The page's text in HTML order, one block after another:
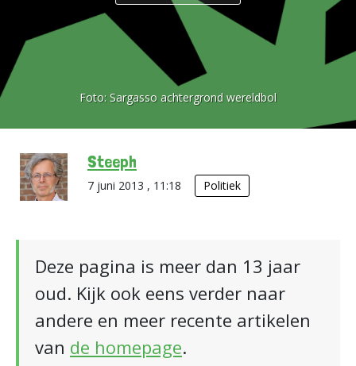
Foto: Sargasso achtergrond wereldbol
Steeph
7 juni 2013 , 11:18 Politiek
Deze pagina is meer dan 13 jaar
oud. Kijk ook eens verder naar
andere en meer recente artikelen
van de homepage.